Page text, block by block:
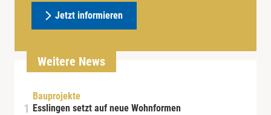
Jetzt informieren
Weitere News
Bauprojekte
Esslingen setzt auf neue Wohnformen